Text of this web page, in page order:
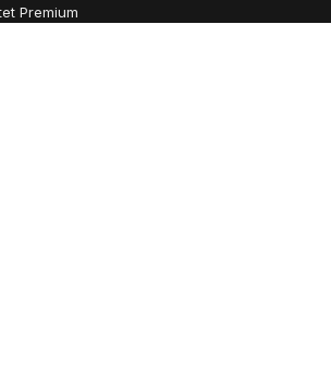
Premium